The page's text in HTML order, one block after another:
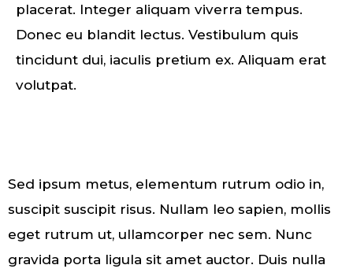
placerat. Integer aliquam viverra tempus.
Donec eu blandit lectus. Vestibulum quis
tincidunt dui, iaculis pretium ex. Aliquam erat
volutpat.
Sed ipsum metus, elementum rutrum odio in,
suscipit suscipit risus. Nullam leo sapien, mollis
eget rutrum ut, ullamcorper nec sem. Nunc
gravida porta ligula sit amet auctor. Duis nulla